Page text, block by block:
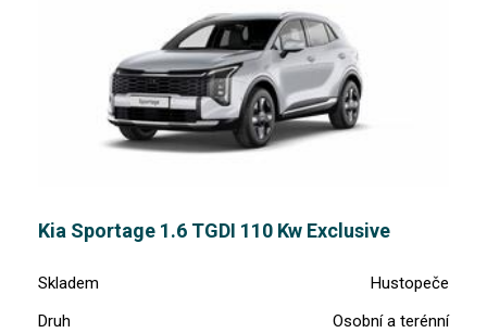
Kia Sportage 1.6 TGDI 110 Kw Exclusive
Skladem
Hustopeče
Druh
Osobní a terénní